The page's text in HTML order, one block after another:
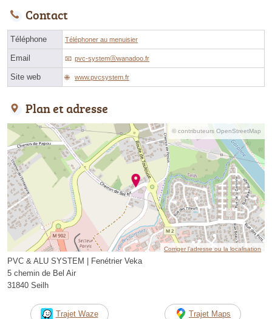
Contact
Téléphone Téléphoner au menuisier
Email pvc-systemⓐwanadoo.fr
Site web www.pvcsystem.fr
Plan et adresse
© contributeurs OpenStreetMap
Corriger l’adresse ou la localisation
PVC & ALU SYSTEM | Fenétrier Veka
5 chemin de Bel Air
31840 Seilh
Trajet Waze Trajet Maps